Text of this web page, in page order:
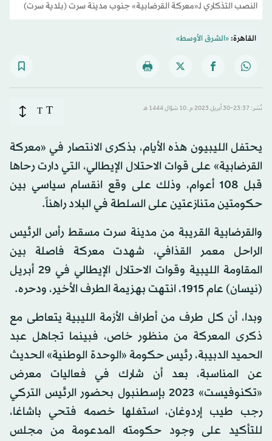
النصب التذكاري لـ«معركة القرضابية» جنوب مدينة سرت (بلدية سرت)
القاهرة:«الشرق الأوسط»
نُشر: 23:37-30 أبريل 2023 م ـ 10 شوّال 1444 هـ T
T
يحتفل الليبيون هذه الأيام، بذكرى الانتصار في «معركة
القرضابية» على قوات الاحتلال الإيطالي، التي دارت رحاها
قبل 108 أعوام، وذلك على وقع انقسام سياسي بين
حكومتين متنازعتين على السلطة في البلاد راهناً.
والقرضابية القريبة من مدينة سرت مسقط رأس الرئيس
الراحل معمر القذافي، شهدت معركة فاصلة بين
المقاومة الليبية وقوات الاحتلال الإيطالي في 29 أبريل
(نيسان) عام 1915، انتهت بهزيمة الطرف الأخير، ودحره.
وبدا، أن كل طرف من أطراف الأزمة الليبية يتعاطى مع
ذكرى المعركة من منظور خاص، فبينما تجاهل عبد
الحميد الدبيبة، رئيس حكومة «الوحدة الوطنية» الحديث
عن المناسبة، بعد أن شارك في فعاليات معرض
«تكنوفيست» 2023 بإسطنبول بحضور الرئيس التركي
رجب طيب إردوغان، استغلها خصمه فتحي باشاغا،
للتأكيد على وجود حكومته المدعومة من مجلس